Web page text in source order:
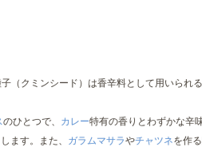
（クミンシード）は香辛料として用いられ
のひとつで、 カレー特有の香りとわずかな辛
ます。また、 ガラムマサラやチャツネを作